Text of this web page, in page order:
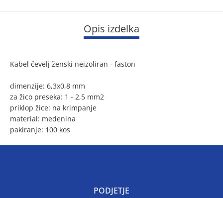
Opis izdelka
Kabel čevelj ženski neizoliran - faston
dimenzije: 6,3x0,8 mm
za žico preseka: 1 - 2,5 mm2
priklop žice: na krimpanje
material: medenina
pakiranje: 100 kos
PODJETJE